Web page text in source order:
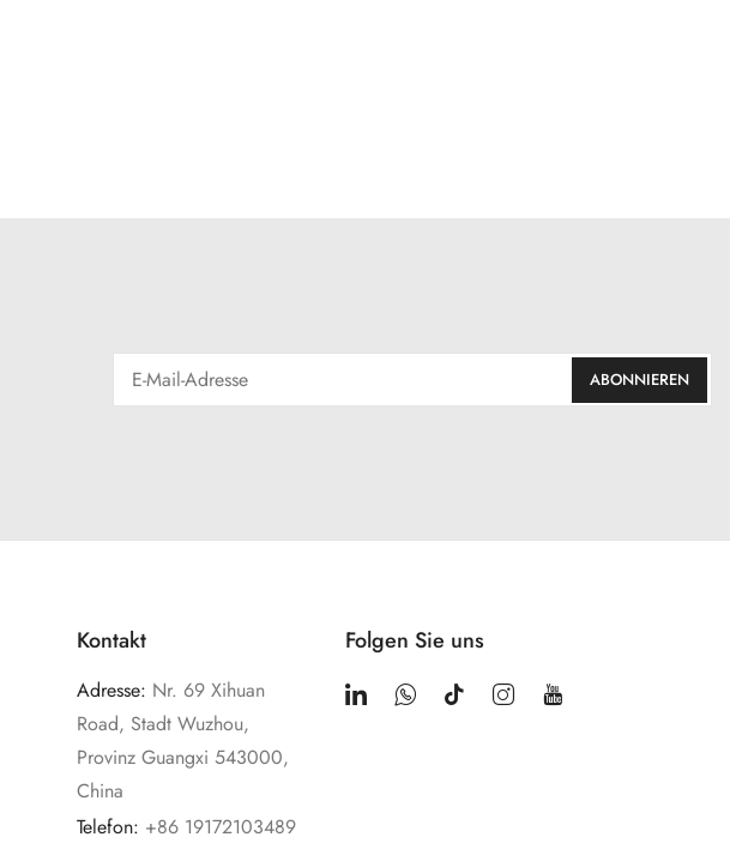
Kontakt
Adresse: Nr. 69 Xihuan
Road, Stadt Wuzhou,
Provinz Guangxi 543000,
China
Telefon: +86 19172103489
Folgen Sie uns